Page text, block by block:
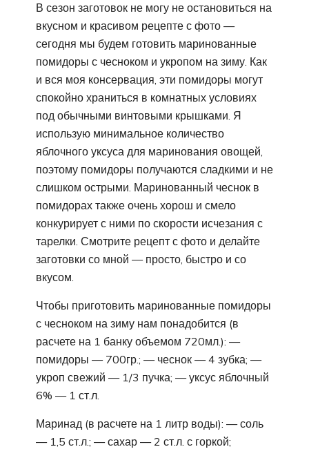
В сезон заготовок не могу не остановиться на
вкусном и красивом рецепте с фото —
сегодня мы будем готовить маринованные
помидоры с чесноком и укропом на зиму. Как
и вся моя консервация, эти помидоры могут
спокойно храниться в комнатных условиях
под обычными винтовыми крышками. Я
использую минимальное количество
яблочного уксуса для маринования овощей,
поэтому помидоры получаются сладкими и не
слишком острыми. Маринованный чеснок в
помидорах также очень хорош и смело
конкурирует с ними по скорости исчезания с
тарелки. Смотрите рецепт с фото и делайте
заготовки со мной — просто, быстро и со
вкусом.
Чтобы приготовить маринованные помидоры
с чесноком на зиму нам понадобится (в
расчете на 1 банку объемом 720мл.): —
помидоры — 700гр.; — чеснок — 4 зубка; —
укроп свежий — 1/3 пучка; — уксус яблочный
6% — 1 ст.л.
Маринад (в расчете на 1 литр воды): — соль
— 1,5 ст.л.; — сахар — 2 ст.л. с горкой;